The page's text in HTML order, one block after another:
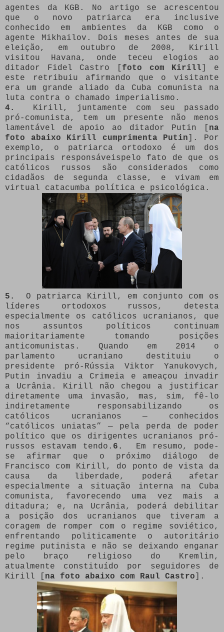
agentes da KGB. No artigo se acrescentou
que o novo patriarca era inclusive
conhecido em ambientes da KGB como o
agente Mikhailov. Dois meses antes de sua
eleição, em outubro de 2008, Kirill
visitou Havana, onde teceu elogios ao
ditador Fidel Castro [ foto com Kirill ] e
este retribuiu afirmando que o visitante
era um grande aliado da Cuba comunista na
luta contra o chamado imperialismo.
4.
Kirill, juntamente com seu passado
pró-comunista, tem um presente não menos
lamentável de apoio ao ditador Putin [ na
foto abaixo Kirill cumprimenta Putin ]. Por
exemplo, o patriarca ortodoxo é um dos
principais responsáveis ​​pelo fato de que os
católicos russos são considerados como
cidadãos de segunda classe, e vivam em
virtual catacumba política e psicológica.
5.
O patriarca Kirill, em conjunto com os
líderes ortodoxos russos, detesta
especialmente os católicos ucranianos, que
nos assuntos políticos continuam
maioritariamente tomando posições
anticomunistas. Quando em 2014 o
parlamento ucraniano destituiu o
presidente pró-Rússia Viktor Yanukovych,
Putin invadiu a Crimeia e ameaçou invadir
a Ucrânia. Kirill não chegou a justificar
diretamente uma invasão, mas, sim, fê-lo
indiretamente responsabilizando os
católicos ucranianos — conhecidos
“católicos uniatas” — pela perda de poder
político que os dirigentes ucranianos pró-
russos estavam tendo. 6.
Em resumo, pode-
se afirmar que o próximo diálogo de
Francisco com Kirill, do ponto de vista da
causa da liberdade, poderá afetar
especialmente a situação interna na Cuba
comunista, favorecendo uma vez mais a
ditadura; e, na Ucrânia, poderá debilitar
a posição dos ucranianos que tiveram a
coragem de romper com o regime soviético,
enfrentando politicamente o autoritário
regime putinista e não se deixando enganar
pelo braço religioso do Kremlin,
atualmente constituído por seguidores de
Kirill [ na foto abaixo com Raul Castro ].